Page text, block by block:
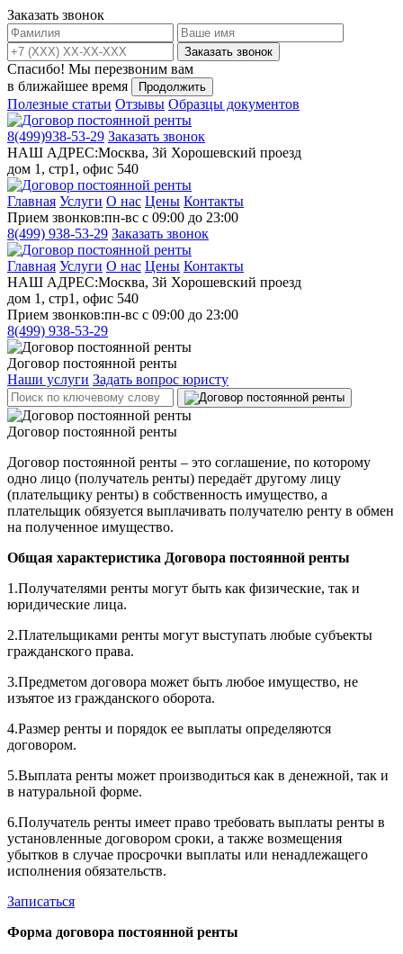
Заказать звонок
Заказать звонок
Спасибо! Мы перезвоним вам
в ближайшее время
Продолжить
Полезные статьи Отзывы Образцы документов
8(499)938-53-29 Заказать звонок
НАШ АДРЕС:Москва, 3й Хорошевский проезд
дом 1, стр1, офис 540
Главная Услуги О нас Цены Контакты
Прием звонков:пн-вс с 09:00 до 23:00
8(499) 938-53-29 Заказать звонок
Главная Услуги О нас Цены Контакты
НАШ АДРЕС:Москва, 3й Хорошевский проезд
дом 1, стр1, офис 540
Прием звонков:пн-вс с 09:00 до 23:00
8(499) 938-53-29
Договор постоянной ренты
Наши услуги Задать вопрос юристу
Договор постоянной ренты
Договор постоянной ренты – это соглашение, по которому
одно лицо (получатель ренты) передаёт другому лицу
(плательщику ренты) в собственность имущество, а
плательщик обязуется выплачивать получателю ренту в обмен
на полученное имущество.
Общая характеристика Договора постоянной ренты
1.Получателями ренты могут быть как физические, так и
юридические лица.
2.Плательщиками ренты могут выступать любые субъекты
гражданского права.
3.Предметом договора может быть любое имущество, не
изъятое из гражданского оборота.
4.Размер ренты и порядок ее выплаты определяются
договором.
5.Выплата ренты может производиться как в денежной, так и
в натуральной форме.
6.Получатель ренты имеет право требовать выплаты ренты в
установленные договором сроки, а также возмещения
убытков в случае просрочки выплаты или ненадлежащего
исполнения обязательств.
Записаться
Форма договора постоянной ренты